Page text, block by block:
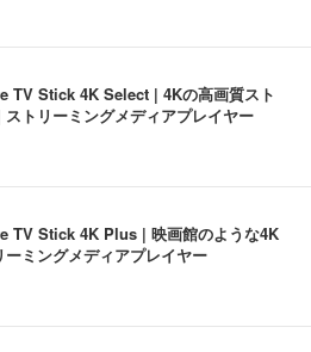
TV Stick 4K Select | 4Kの高画質スト
ストリーミングメディアプレイヤー
TV Stick 4K Plus | 映画館のような4K
ミングメディアプレイヤー